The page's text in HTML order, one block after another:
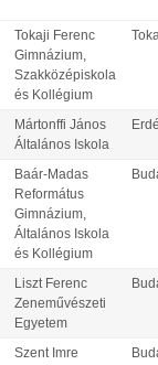
Tokaji Ferenc
Gimnázium,
Szakközépiskola
és Kollégium
Mártonffi János
Általános Iskola
Baár-Madas
Református
Gimnázium,
Általános Iskola
és Kollégium
Liszt Ferenc
Zeneművészeti
Egyetem
Szent Imre